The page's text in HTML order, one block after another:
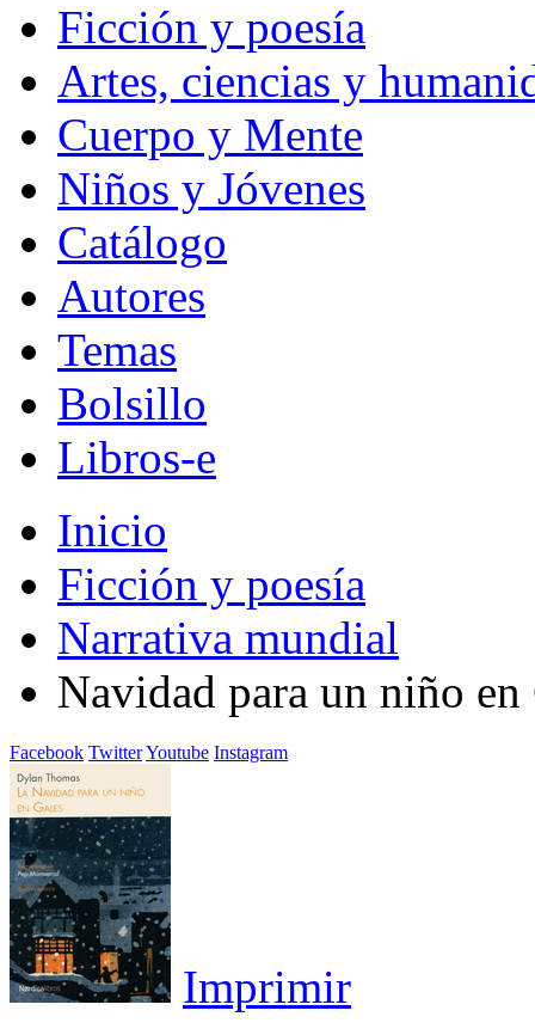
Ficción y poesía
Artes, ciencias y
Cuerpo y Mente
Niños y Jóvenes
Catálogo
Autores
Temas
Bolsillo
Libros-e
Inicio
Ficción y poesía
Narrativa mundial
Navidad para un niño
Facebook TwitterYoutube Instagram
Imprimir